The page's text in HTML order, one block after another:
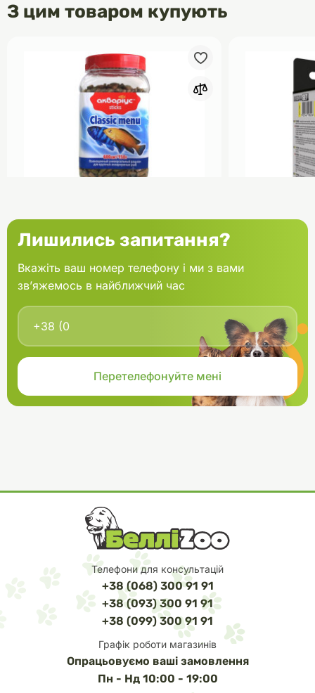
З цим товаром купують
банка 150 г
В кошик
Aquael
Лишились запитання?
Вкажіть ваш номер телефону і ми з вами
зв’яжемось в найближчий час
Телефони для консультацій
+38 (068) 300 91 91
+38 (093) 300 91 91
+38 (099) 300 91 91
Графік роботи магазинів
Опрацьовуємо ваші замовлення
Пн - Нд 10:00 - 19:00